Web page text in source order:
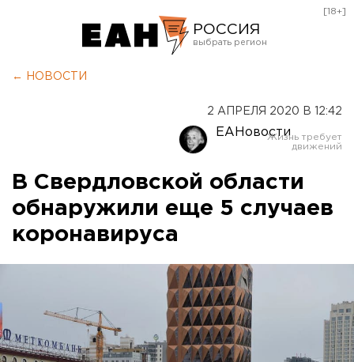
РОССИЯ
Оренбург
[18+]
← НОВОСТИ
2 АПРЕЛЯ 2020 В 12:42
ЕАНовости
В Свердловской области
обнаружили еще 5 случаев
коронавируса